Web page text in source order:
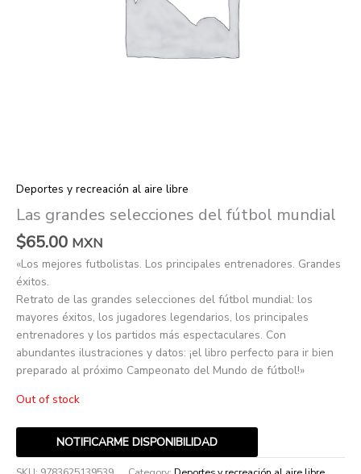
Deportes y recreación al aire libre
Las grandes selecciones del fútbol mundial
$65.00 MXN
«Los mejores futbolistas. Los principales entrenadores. Grandes
éxitos.
Retrato de las grandes selecciones del fútbol mundial: los
mayores éxitos, los jugadores legendarios, los principales
entrenadores y los partidos más espectaculares. Con
abundantes ilustraciones y datos: ¡el libro perfecto para ir bien
preparado al próximo Campeonato del Mundo de fútbol!»
Out of stock
NOTIFICARME DISPONIBILIDAD